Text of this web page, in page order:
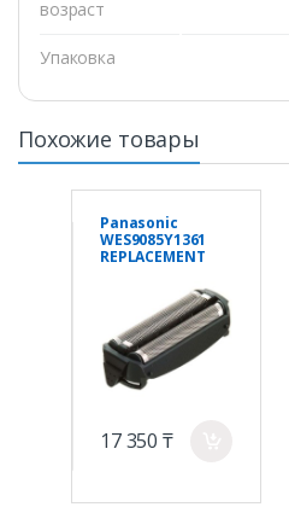
возраст
Упаковка
Похожие товары
Panasonic
WES9085Y1361
REPLACEMENT
17 350 ₸